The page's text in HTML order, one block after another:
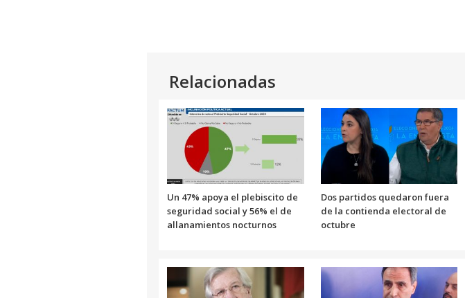
Relacionadas
Un 47% apoya el plebiscito de
seguridad social y 56% el de
allanamientos nocturnos
Dos partidos quedaron fuera
de la contienda electoral de
octubre